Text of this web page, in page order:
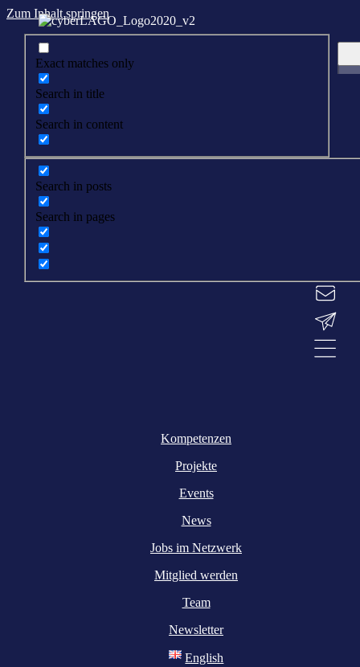
Zum Inhalt springen
Exact matches only
Search in title
Search in content
Search in posts
Search in pages
Kompetenzen
Projekte
Events
News
Jobs im Netzwerk
Mitglied werden
Team
Newsletter
English